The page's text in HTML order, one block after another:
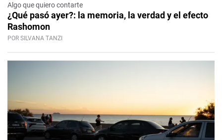
Algo que quiero contarte
¿Qué pasó ayer?: la memoria, la verdad y el efecto
Rashomon
POR SILVANA TANZI